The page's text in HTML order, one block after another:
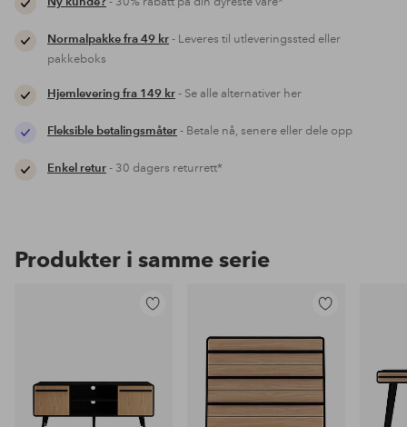
Normalpakke fra 49 kr- Leveres til utleveringssted eller
pakkeboks
Hjemlevering fra 149 kr- Se alle alternativer her
Fleksible betalingsmåter- Betale nå, senere eller dele opp
Enkel retur- 30 dagers returrett*
Produkter i samme serie
til
favoritter